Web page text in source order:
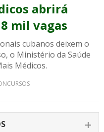
abrirá
mil vagas
cubanos deixem o
o Ministério da Saúde
Médicos.